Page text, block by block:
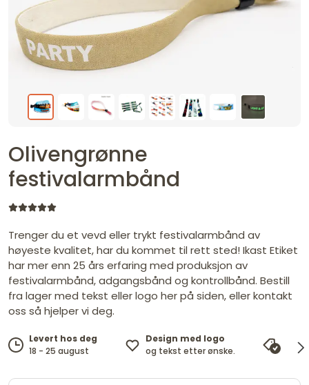
Olivengrønne
festivalarmbånd
Trenger du et vevd eller trykt festivalarmbånd av
høyeste kvalitet, har du kommet til rett sted! Ikast Etiket
har mer enn 25 års erfaring med produksjon av
festivalarmbånd, adgangsbånd og kontrollbånd. Bestill
fra lager med tekst eller logo her på siden, eller kontakt
oss så hjelper vi deg.
Levert hos deg
18 - 25 august
Design med logo
og tekst etter ønske.
vi